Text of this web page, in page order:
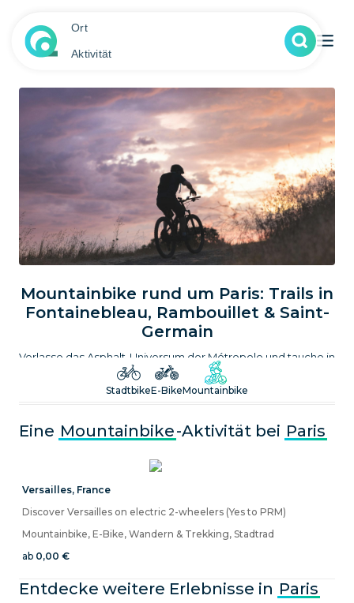
Ort
Aktivität
Mountainbike rund um Paris: Trails in
Fontainebleau, Rambouillet & Saint-
Germain
Verlasse das Asphalt-Universum der Métropole und tauche in
echte Wald- und Sandstein-Singletrails ein!
StadtbikeE-BikeMountainbike
Eine Mountainbike-Aktivität bei Paris
Versailles, France
Discover Versailles on electric 2-wheelers (Yes to PRM)
Mountainbike, E-Bike, Wandern & Trekking, Stadtrad
ab 0,00 €
Entdecke weitere Erlebnisse in Paris